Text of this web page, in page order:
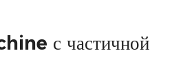
с частичной